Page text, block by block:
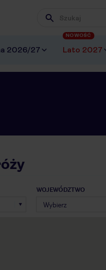
Wpisz frazę,
2026/27 Lato 2027
NOWOŚĆ
WOJEWÓDZTWO